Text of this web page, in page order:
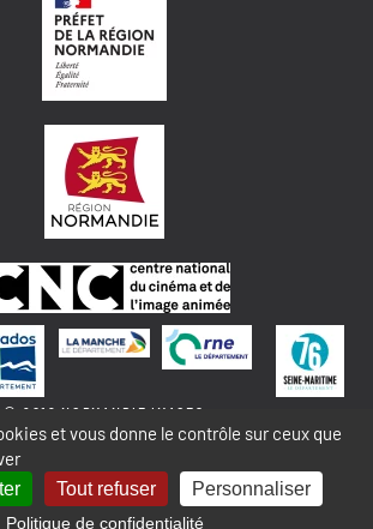
© 2018 NORMANDIE IMAGES
- COOKIES & STATISTIQUES PLAN DU SITE
et vous donne le contrôle sur ceux que
Tout refuser Personnaliser
Politique de confidentialité